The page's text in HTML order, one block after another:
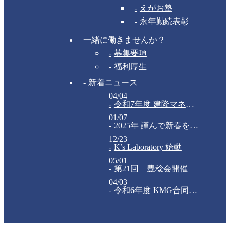
えがお塾
永年勤続表彰
一緒に働きませんか？
募集要項
福利厚生
新着ニュース
04/04
令和7年度 建隆マネジメントグループ合同入社式
01/07
2025年 謹んで新春をお祝い申し上げます
12/23
K’s Laboratory 始動
05/01
第21回 豊稔会開催
04/03
令和6年度 KMG合同入社式が執り行われました